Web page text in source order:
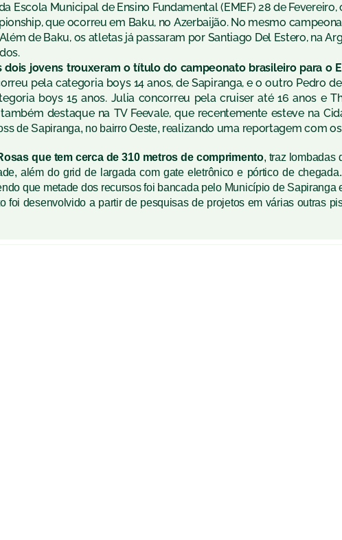
Escola Municipal de Ensino Fundamental (EMEF) 28 de Fevereiro,
que ocorreu em Baku, no Azerbaijão. No mesmo
de Baku, os atletas já passaram por Santiago Del Estero, na
jovens trouxeram o título do campeonato brasileiro para o
pela categoria boys 14 anos, de Sapiranga, e o outro Pedro
boys 15 anos. Julia concorreu pela cruiser até 16 anos e
destaque na TV Feevale, que recentemente esteve na
de Sapiranga, no bairro Oeste, realizando uma reportagem com
que tem cerca de 310 metros de comprimento, traz lombadas
além do grid de largada com gate eletrônico e pórtico de chegada.
que metade dos recursos foi bancada pelo Município de Sapiranga
foi desenvolvido a partir de pesquisas de projetos em várias outras